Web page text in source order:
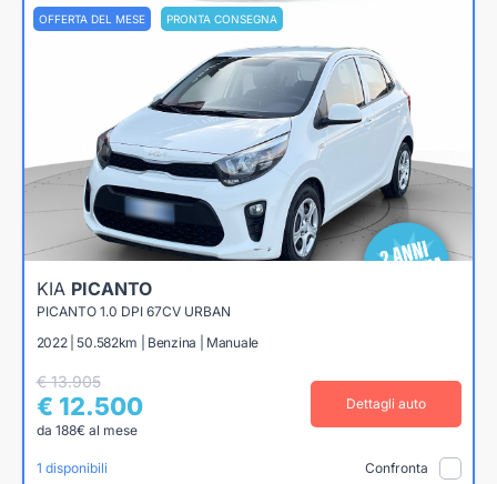
OFFERTA DEL MESE PRONTA CONSEGNA
KIA PICANTO
PICANTO 1.0 DPI 67CV URBAN
2022 | 50.582km | Benzina | Manuale
€ 13.905
€ 12.500
da 188€ al mese
Dettagli auto
1 disponibili Confronta